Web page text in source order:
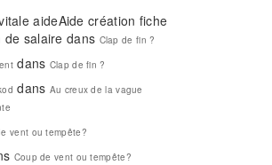
aideAide création fiche
de salaire dans Clap de fin ?
dans Clap de fin ?
dans Au creux de la vague
vent ou tempête?
Coup de vent ou tempête?